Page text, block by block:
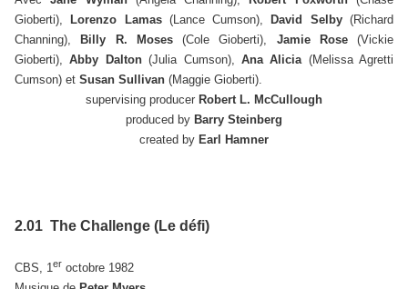
Gioberti),
Lorenzo Lamas (Lance Cumson), David Selby(Richard
Channing),
Billy R. Moses (Cole Gioberti), Jamie Rose (Vickie
Gioberti),Abby Dalton(Julia Cumson), Ana Alicia (Melissa Agretti
Cumson) et Susan Sullivan (Maggie Gioberti).
supervising producer Robert L. McCullough
produced by Barry Steinberg
created by Earl Hamner
2.01 The Challenge (Le défi)
CBS, 1er octobre 1982